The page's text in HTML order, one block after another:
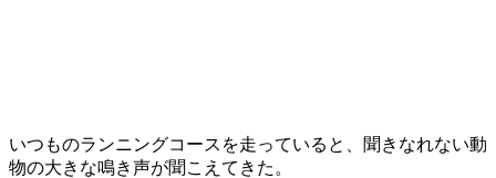
いつものランニングコースを走っていると、聞きなれない動
物の大きな鳴き声が聞こえてきた。